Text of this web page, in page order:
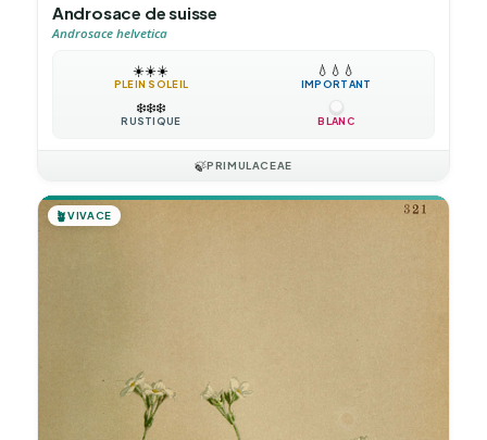
Androsace de suisse
Androsace helvetica
☀️☀️☀️
PLEIN SOLEIL
💧 💧 💧
IMPORTANT
❄️❄️❄️
RUSTIQUE BLANC
🍃PRIMULACEAE
🪴VIVACE